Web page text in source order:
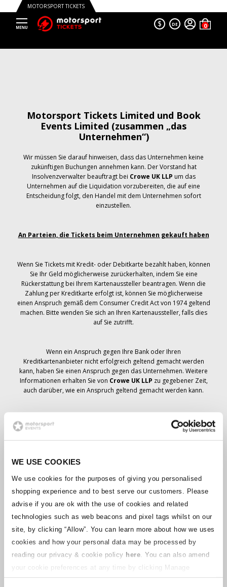
WE USE COOKIES
We use cookies for the purposes of giving you personalised
shopping experience and to best serve our customers. Please
advise if you are ok with the use of cookies and related
technologies such as web beacons and pixel tags whilst on our
site, by clicking “Allow”. You can learn more about how we uses
cookies and how your personal data may be processed by
reading our privacy & cookie policy here . You can also amend
your cookie preferences at any time by clicking Manage
Cookies in the footer of this site.
MOTORSPORT TICKETS
$ DE
Motorsport Tickets Limited und Book
Events Limited (zusammen „das
Unternehmen“)
Wir müssen Sie darauf hinweisen, dass das Unternehmen keine
zukünftigen Buchungen annehmen kann. Der Vorstand hat
Insolvenzverwalter beauftragt bei Crowe UK LLP um das
Unternehmen auf die Liquidation vorzubereiten, die auf eine
Entscheidung folgt, den Handel mit dem Unternehmen sofort
einzustellen.
An Parteien, die Tickets beim Unternehmen gekauft haben
Wenn Sie Tickets mit Kredit- oder Debitkarte bezahlt haben, können
Sie Ihr Geld möglicherweise zurückerhalten, indem Sie eine
Rückerstattung bei Ihrem Kartenaussteller beantragen. Wenn die
Zahlung per Kreditkarte erfolgt ist, können Sie möglicherweise
einen Anspruch gemäß dem Consumer Credit Act von 1974 geltend
machen. Bitte wenden Sie sich an Ihren Kartenaussteller, falls dies
auf Sie zutrifft.
Wenn ein Anspruch gegen Ihre Bank oder Ihren
Kreditkartenanbieter nicht erfolgreich geltend gemacht werden
kann, haben Sie einen Anspruch gegen das Unternehmen. Weitere
Informationen erhalten Sie von Crowe UK LLP zu gegebener Zeit,
auch darüber, wie ein Anspruch geltend gemacht werden kann.
Sie haben eine Stornierungsmitteilung
bezüglich Ihrer Ticketbestellung erhalten, Ihre Buchung wurde nicht
storniert und es wird erwartet, dass Sie die von Ihnen bestellten
Unternehmens arbeitet mit den Lieferanten zusammen, um
Sollte sich der Status einzelner Buchungen ändern, wurden
Vorkehrungen getroffen, um Sie so schnell wie möglich zu
benachrichtigen. Zusätzliche Hinweise für Ticketinhaber werden auf
dieser Webseite veröffentlicht, sobald Informationen verfügbar
sind. Wir werden denjenigen mit gültigen Tickets auch eine neue E-
Mail-Adresse für den Kundenservice zur Verfügung stellen, die von
einem verbundenen Unternehmen verwaltet wird. Crowe U.K. LLP
kann keine Fragen zum Ticketvorgang und zum Zeitpunkt der